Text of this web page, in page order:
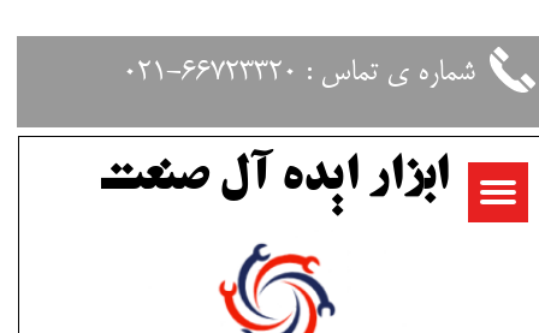
شماره ی تماس : 66723320-021
ابزار ایده آل صنعت
حساب کاربری من
تغییر گذر واژه
سفارشات
خروج از حساب کاربری